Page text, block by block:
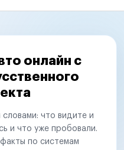
онлайн с
что видите и
и что уже пробовали.
по системам